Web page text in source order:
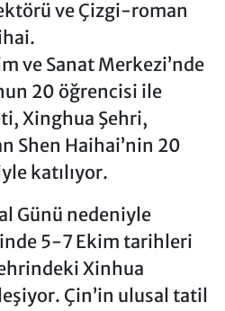
ve Çizgi-roman
ve Sanat Merkezi’nde
20 öğrencisi ile
Xinghua Şehri,
Shen Haihai’nin 20
katılıyor.
Günü nedeniyle
5-7 Ekim tarihleri
Xinhua
Çin’in ulusal tatil